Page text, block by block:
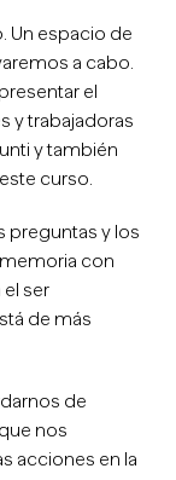
Un espacio de
a cabo.
el
y trabajadoras
y también
curso.
preguntas y los
con
ser
de más
de
nos
acciones en la